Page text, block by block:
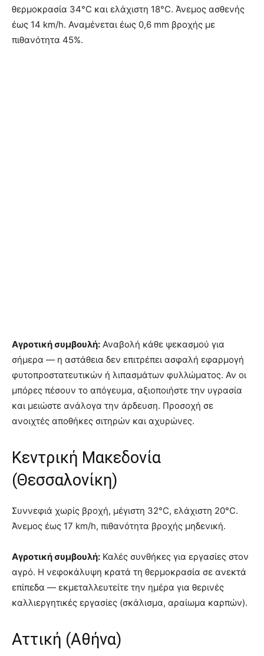
θερμοκρασία 34°C και ελάχιστη 18°C. Άνεμος ασθενής
έως 14 km/h. Αναμένεται έως 0,6 mm βροχής με
πιθανότητα 45%.
Αγροτική συμβουλή: Αναβολή κάθε ψεκασμού για
σήμερα — η αστάθεια δεν επιτρέπει ασφαλή εφαρμογή
φυτοπροστατευτικών ή λιπασμάτων φυλλώματος. Αν οι
μπόρες πέσουν το απόγευμα, αξιοποιήστε την υγρασία
και μειώστε ανάλογα την άρδευση. Προσοχή σε
ανοιχτές αποθήκες σιτηρών και αχυρώνες.
Κεντρική Μακεδονία
(Θεσσαλονίκη)
Συννεφιά χωρίς βροχή, μέγιστη 32°C, ελάχιστη 20°C.
Άνεμος έως 17 km/h, πιθανότητα βροχής μηδενική.
Αγροτική συμβουλή: Καλές συνθήκες για εργασίες στον
αγρό. Η νεφοκάλυψη κρατά τη θερμοκρασία σε ανεκτά
επίπεδα — εκμεταλλευτείτε την ημέρα για θερινές
καλλιεργητικές εργασίες (σκάλισμα, αραίωμα καρπών).
Αττική (Αθήνα)